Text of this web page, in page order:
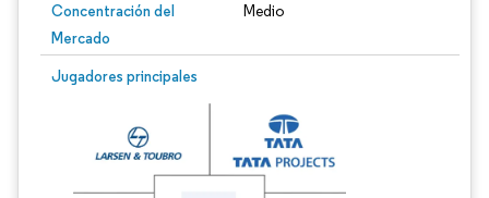
Concentración del
Mercado
Medio
Jugadores principales
Imagen © Mordor Intelligence. El uso requiere atribución según CC BY 4.0.